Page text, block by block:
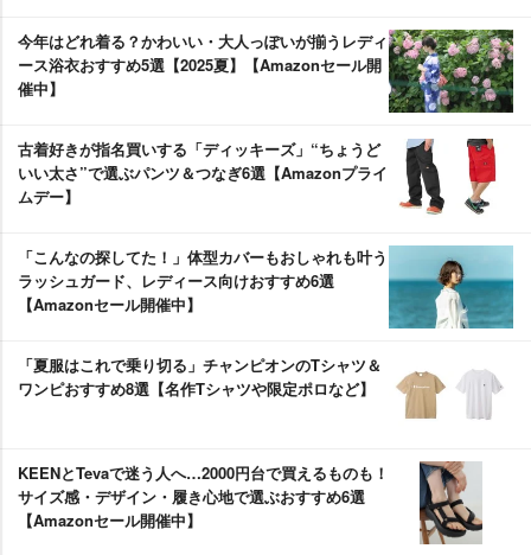
今年はどれ着る？かわいい・大人っぽいが揃うレディ
ース浴衣おすすめ5選【2025夏】【Amazonセール開
催中】
古着好きが指名買いする「ディッキーズ」“ちょうど
いい太さ”で選ぶパンツ＆つなぎ6選【Amazonプライ
ムデー】
「こんなの探してた！」体型カバーもおしゃれも叶う
ラッシュガード、レディース向けおすすめ6選
【Amazonセール開催中】
「夏服はこれで乗り切る」チャンピオンのTシャツ＆
ワンピおすすめ8選【名作Tシャツや限定ポロなど】
KEENとTevaで迷う人へ…2000円台で買えるものも！
サイズ感・デザイン・履き心地で選ぶおすすめ6選
【Amazonセール開催中】